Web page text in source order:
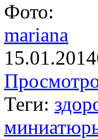
Фото:
mariana
15.01.2014
Теги: